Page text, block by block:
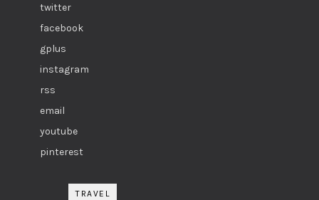
twitter
facebook
gplus
instagram
rss
email
youtube
pinterest
TRAVEL